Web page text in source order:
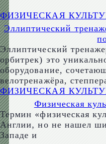
ФИЗИЧЕСКАЯ
Эллиптический
Эллиптический
орбитрек) это
оборудование,
велотренажёра,
ФИЗИЧЕСКАЯ
Физическая
Термин «физическая
Англии, но не нашел
Западе и